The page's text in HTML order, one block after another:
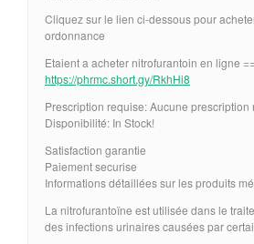
Cliquez sur le lien ci-dessous pour
ordonnance
Etaient a acheter nitrofurantoin en ligne
https://phrmc.short.gy/RkhHi8
Prescription requise: Aucune prescription
Disponibilité: In Stock!
Satisfaction garantie
Paiement securise
Informations détaillées sur les produits
La nitrofurantoïne est utilisée dans le
des infections urinaires causées par